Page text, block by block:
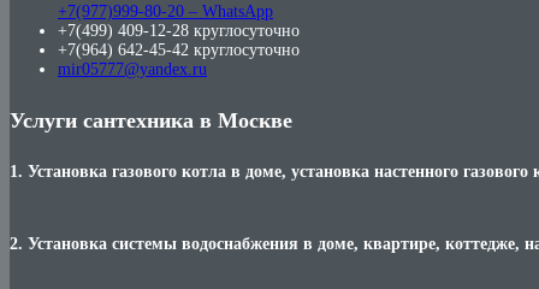
+7(977)999-80-20 – WhatsApp
+7(499) 409-12-28 круглосуточно
+7(964) 642-45-42 круглосуточно
mir05777@yandex.ru
Услуги сантехника в Москве
1. Установка газового котла в доме, установка настенного газового
2. Установка системы водоснабжения в доме, квартире, коттедже,